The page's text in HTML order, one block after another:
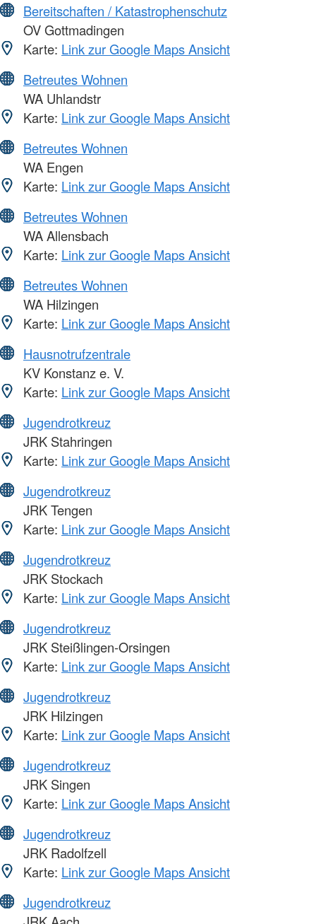
Bereitschaften / Katastrophenschutz
OV Gottmadingen
Karte: Link zur Google Maps Ansicht
Betreutes Wohnen
WA Uhlandstr
Karte: Link zur Google Maps Ansicht
Betreutes Wohnen
WA Engen
Karte: Link zur Google Maps Ansicht
Betreutes Wohnen
WA Allensbach
Karte: Link zur Google Maps Ansicht
Betreutes Wohnen
WA Hilzingen
Karte: Link zur Google Maps Ansicht
Hausnotrufzentrale
KV Konstanz e. V.
Karte: Link zur Google Maps Ansicht
Jugendrotkreuz
JRK Stahringen
Karte: Link zur Google Maps Ansicht
Jugendrotkreuz
JRK Tengen
Karte: Link zur Google Maps Ansicht
Jugendrotkreuz
JRK Stockach
Karte: Link zur Google Maps Ansicht
Jugendrotkreuz
JRK Steißlingen-Orsingen
Karte: Link zur Google Maps Ansicht
Jugendrotkreuz
JRK Hilzingen
Karte: Link zur Google Maps Ansicht
Jugendrotkreuz
JRK Singen
Karte: Link zur Google Maps Ansicht
Jugendrotkreuz
JRK Radolfzell
Karte: Link zur Google Maps Ansicht
Jugendrotkreuz